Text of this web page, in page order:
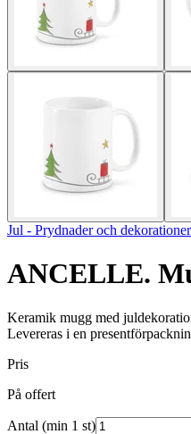
Jul - Prydnader och dekorationer
ANCELLE.
Keramik mugg med
Levereras i en
Pris
På offert
Antal (min 1 st)